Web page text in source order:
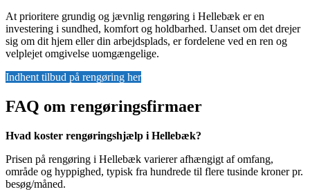
At prioritere grundig og jævnlig rengøring i Hellebæk er en
investering i sundhed, komfort og holdbarhed. Uanset om det drejer
sig om dit hjem eller din arbejdsplads, er fordelene ved en ren og
velplejet omgivelse uomgængelige.
Indhent tilbud på rengøring her
FAQ om rengøringsfirmaer
Hvad koster rengøringshjælp i Hellebæk?
Prisen på rengøring i Hellebæk varierer afhængigt af omfang,
område og hyppighed, typisk fra hundrede til flere tusinde kroner pr.
besøg/måned.